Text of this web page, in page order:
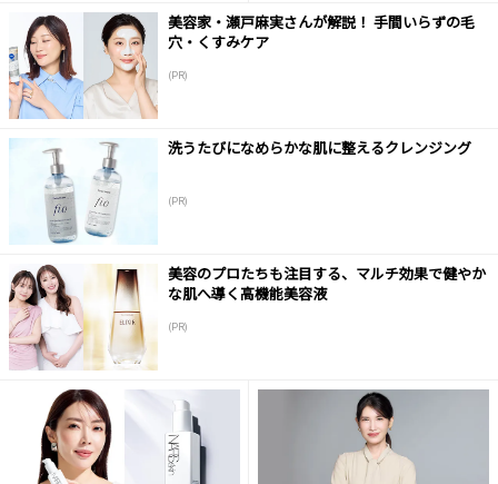
美容家・瀬戸麻実さんが解説！ 手間いらずの毛
穴・くすみケア
(PR)
洗うたびになめらかな肌に整えるクレンジング
(PR)
美容のプロたちも注目する、マルチ効果で健やか
な肌へ導く高機能美容液
(PR)